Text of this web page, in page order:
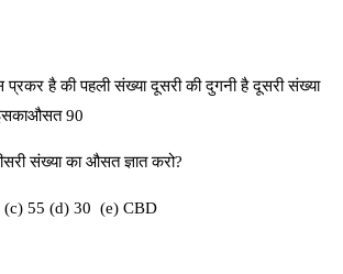
है की पहली संख्या दूसरी की दुगनी है दूसरी संख्या
इसकाऔसत 90
संख्या का औसत ज्ञात करो?
55 (d) 30 (e) CBD